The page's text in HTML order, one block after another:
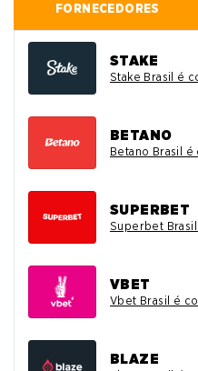
FORNECEDORES
STAKE
Stake Brasil é
BETANO
Betano Brasil é
SUPERBET
Superbet
VBET
Vbet Brasil é
BLAZE